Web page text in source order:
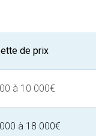
de prix
à 10 000€
à 18 000€